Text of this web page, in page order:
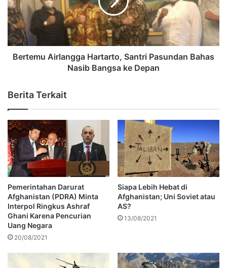
Bertemu Airlangga Hartarto, Santri Pasundan Bahas
Nasib Bangsa ke Depan
Berita Terkait
Pemerintahan Darurat
Afghanistan (PDRA) Minta
Interpol Ringkus Ashraf
Ghani Karena Pencurian
Uang Negara
20/08/2021
Siapa Lebih Hebat di
Afghanistan; Uni Soviet atau
AS?
13/08/2021